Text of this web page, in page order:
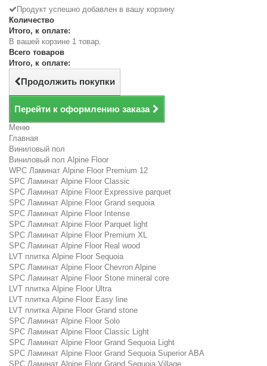
Продукт успешно добавлен в вашу корзину
Количество
Итого, к оплате:
В вашей корзине 1 товар.
Всего товаров
Итого, к оплате:
Продолжить покупки
Перейти к оформлению заказа
Меню
Главная
Виниловый пол
Виниловый пол Alpine Floor
WPC Ламинат Alpine Floor Premium 12
SPC Ламинат Alpine Floor Classic
SPC Ламинат Alpine Floor Expressive parquet
SPC Ламинат Alpine Floor Grand sequoia
SPC Ламинат Alpine Floor Intense
SPC Ламинат Alpine Floor Parquet light
SPC Ламинат Alpine Floor Premium XL
SPC Ламинат Alpine Floor Real wood
LVT плитка Alpine Floor Sequoia
SPC Ламинат Alpine Floor Chevron Alpine
SPC Ламинат Alpine Floor Stone mineral core
LVT плитка Alpine Floor Ultra
LVT плитка Alpine Floor Easy line
LVT плитка Alpine Floor Grand stone
SPC Ламинат Alpine Floor Solo
SPC Ламинат Alpine Floor Classic Light
SPC Ламинат Alpine Floor Grand Sequoia Light
SPC Ламинат Alpine Floor Grand Sequoia Superior ABA
SPC Ламинат Alpine Floor Grand Sequoia Village